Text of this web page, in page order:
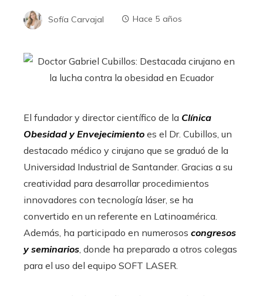
Sofía Carvajal Hace 5 años
El fundador y director científico de la Clínica
Obesidad y Envejecimiento es el Dr. Cubillos, un
destacado médico y cirujano que se graduó de la
Universidad Industrial de Santander. Gracias a su
creatividad para desarrollar procedimientos
innovadores con tecnología láser, se ha
convertido en un referente en Latinoamérica.
Además, ha participado en numerosos congresos
y seminarios , donde ha preparado a otros colegas
para el uso del equipo SOFT LASER.